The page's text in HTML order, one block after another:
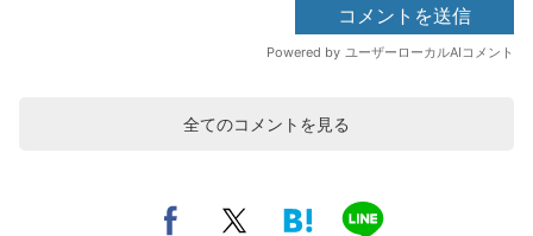
全てのコメントを見る